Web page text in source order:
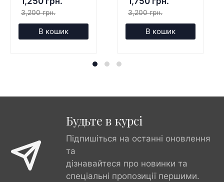
3,200 грн.
В кошик
3,200 грн.
В кошик
Будьте в курсі
Підпишіться на останні оновлення
та
дізнавайтеся про новинки та
спеціальні пропозиції першими.